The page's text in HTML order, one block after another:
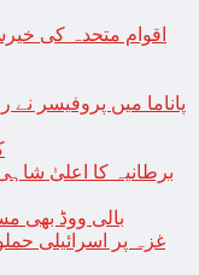
اقوام متحدہ کی
برطانیہ کا اعلیٰ
بالی ووڈ بھی
غزہ پر اسرائیلی